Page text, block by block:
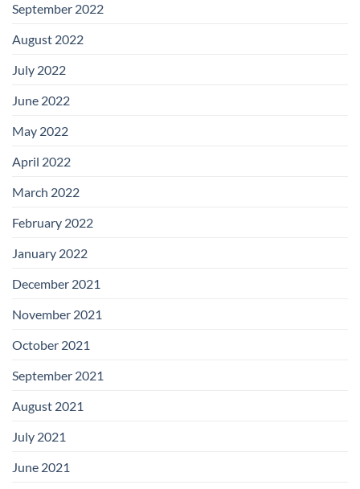
September 2022
August 2022
July 2022
June 2022
May 2022
April 2022
March 2022
February 2022
January 2022
December 2021
November 2021
October 2021
September 2021
August 2021
July 2021
June 2021